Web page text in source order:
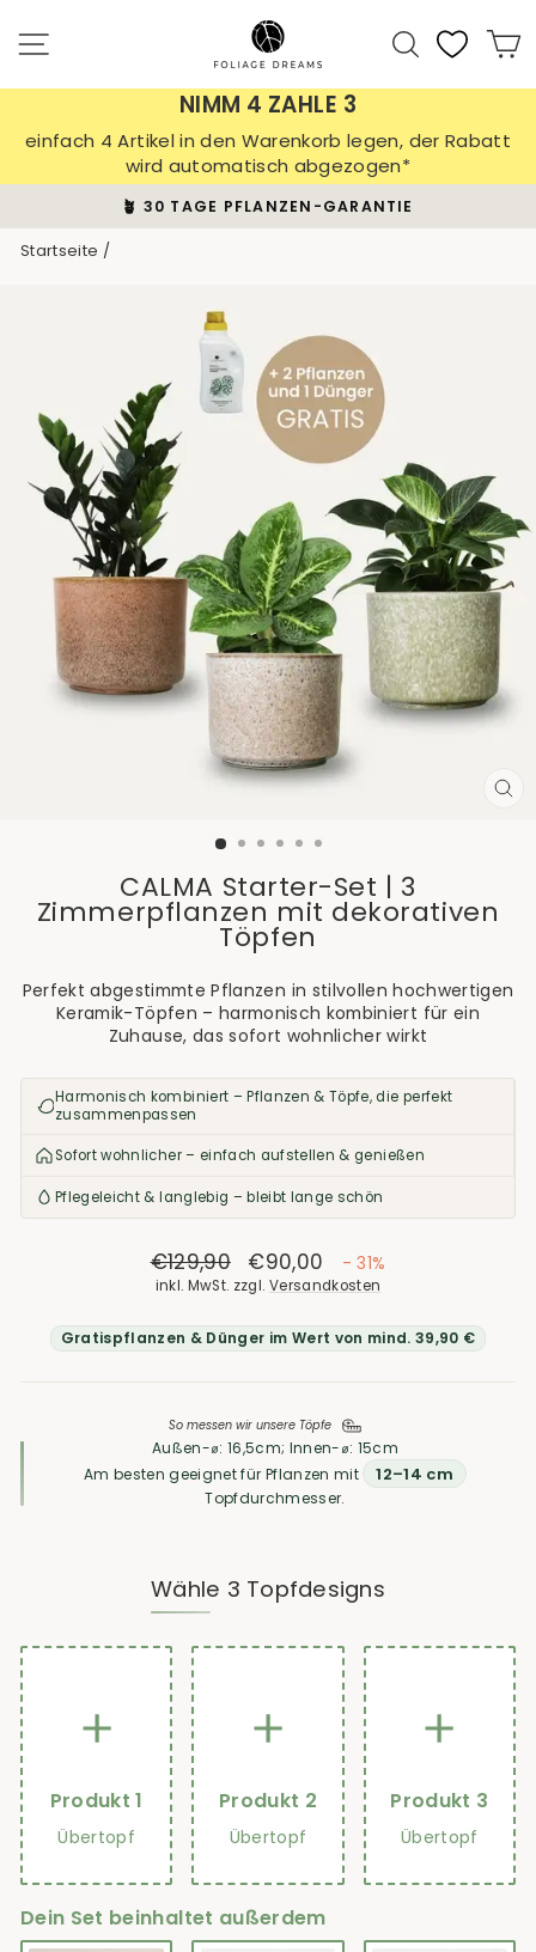
zum
Inhalt
Suche
NIMM 4 ZAHLE 3
einfach 4 Artikel in den Warenkorb legen, der Rabatt
wird automatisch abgezogen*
Pause
🪴 30 TAGE PFLANZEN-GARANTIE
Startseite /
CALMA Starter-Set | 3
Zimmerpflanzen mit dekorativen
Töpfen
Perfekt abgestimmte Pflanzen in stilvollen hochwertigen
Keramik-Töpfen – harmonisch kombiniert für ein
Zuhause, das sofort wohnlicher wirkt
Harmonisch kombiniert – Pflanzen & Töpfe, die perfekt
zusammenpassen
Sofort wohnlicher – einfach aufstellen & genießen
Pflegeleicht & langlebig – bleibt lange schön
Normaler
Preis
€129,90 Sonderpreis
€90,00 - 31%
inkl. MwSt. zzgl. Versandkosten
Gratispflanzen & Dünger im Wert von mind. 39,90 €
So messen wir unsere Töpfe
Außen-⌀: 16,5cm; Innen-⌀: 15cm
Am besten geeignet für Pflanzen mit
12–14 cm
Topfdurchmesser.
Wähle 3 Topfdesigns
Produkt 1
Übertopf
Produkt 2
Übertopf
Produkt 3
Übertopf
Dein Set beinhaltet außerdem